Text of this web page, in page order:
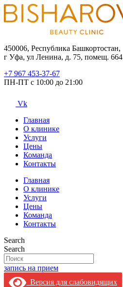
450006, Республика Башкортостан,
г Уфа, ул Ленина, д. 75, помещ. 664
+7 967 453-37-67
ПН-ПТ с 10:00 до 21:00
Vk
Главная
О клинике
Услуги
Цены
Команда
Контакты
Главная
О клинике
Услуги
Цены
Команда
Контакты
Search
Search
запись на прием
Версия для слабовидящих